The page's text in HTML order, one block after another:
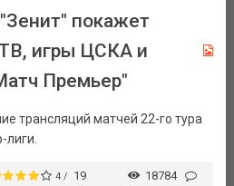
покажет
игры ЦСКА и
Премьер"
трансляций матчей 22-го тура
4 /
19
18784